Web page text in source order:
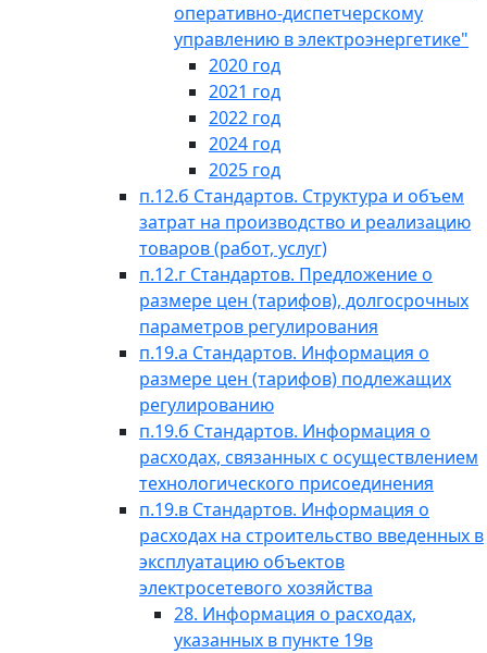
оперативно-диспетчерскому
управлению в электроэнергетике"
2020 год
2021 год
2022 год
2024 год
2025 год
п.12.б Стандартов. Структура и объем
затрат на производство и реализацию
товаров (работ, услуг)
п.12.г Стандартов. Предложение о
размере цен (тарифов), долгосрочных
параметров регулирования
п.19.а Стандартов. Информация о
размере цен (тарифов) подлежащих
регулированию
п.19.б Стандартов. Информация о
расходах, связанных с осуществлением
технологического присоединения
п.19.в Стандартов. Информация о
расходах на строительство введенных в
эксплуатацию объектов
электросетевого хозяйства
28. Информация о расходах,
указанных в пункте 19в